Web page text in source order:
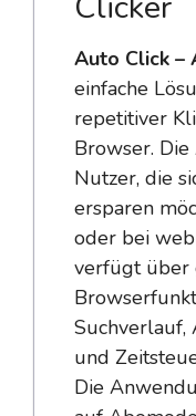
Auto Click –
einfache
repetitiver
Browser.
Nutzer, die
ersparen
oder bei
verfügt über
und
Die